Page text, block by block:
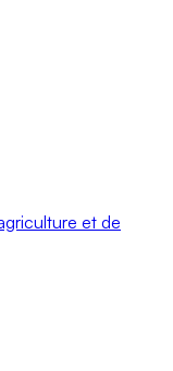
et de